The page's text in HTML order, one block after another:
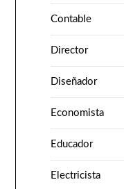
Contable
Director
Diseñador
Economista
Educador
Electricista